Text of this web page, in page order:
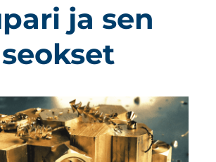
ja sen
seokset